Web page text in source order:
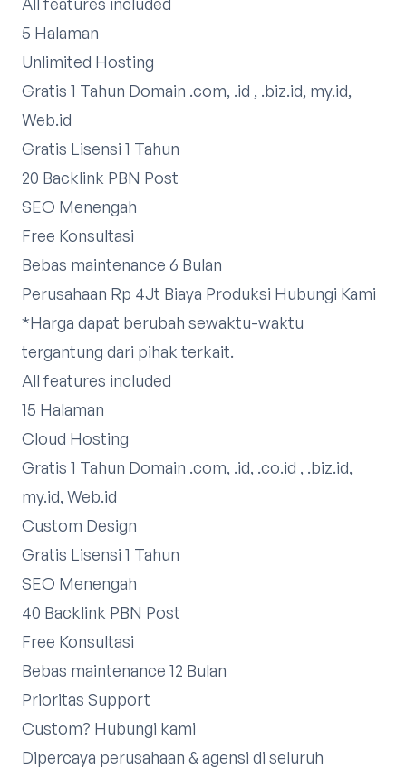
5 Halaman
Unlimited Hosting
Gratis 1 Tahun Domain .com, .id , .biz.id, my.id,
Web.id
Gratis Lisensi 1 Tahun
20 Backlink PBN Post
SEO Menengah
Free Konsultasi
Bebas maintenance 6 Bulan
Perusahaan Rp 4Jt Biaya Produksi Hubungi Kami
*Harga dapat berubah sewaktu-waktu
tergantung dari pihak terkait.​
All features included
15 Halaman
Cloud Hosting
Gratis 1 Tahun Domain .com, .id, .co.id , .biz.id,
my.id, Web.id
Custom Design
Gratis Lisensi 1 Tahun
SEO Menengah
40 Backlink PBN Post
Free Konsultasi
Bebas maintenance 12 Bulan
Prioritas Support
Custom? Hubungi kami
Dipercaya perusahaan & agensi di seluruh